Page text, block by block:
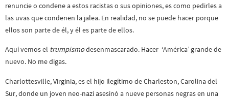
renuncie o condene a estos racistas o sus opiniones, es como pedirles a
las uvas que condenen la jalea. En realidad, no se puede hacer porque
ellos son parte de él, y él es parte de ellos.
Aquí vemos el trumpismodesenmascarado. Hacer ‘América’ grande de
nuevo. No me digas.
Charlottesville, Virginia, es el hijo ilegítimo de Charleston, Carolina del
Sur, donde un joven neo-nazi asesinó a nueve personas negras en una